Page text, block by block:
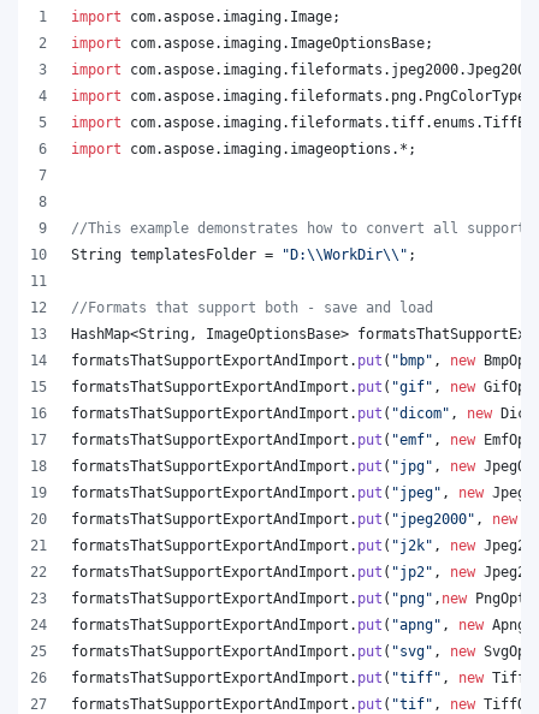
import com.aspose. imaging. Image;
import
com.aspose. imaging. ImageOptionsBase;
import
com.aspose. imaging. fileformats . jpeg2000.
import
com.aspose. imaging. fileformats . png. PngColorType
import
com.aspose. imaging. fileformats .tiff.enums .
import
com.aspose. imaging. imageoptions .*;
//This example demonstrates how to convert all
String templatesFolder = "D:\\WorkDir\\ " ;
//Formats that support both - save and load
HashMap<String , ImageOptionsBase>
formatsThatSupportExportAndImport . put ( "bmp" , new
formatsThatSupportExportAndImport . put ( "gif" , new
formatsThatSupportExportAndImport . put ( "dicom" , new
formatsThatSupportExportAndImport . put ( "emf" , new
formatsThatSupportExportAndImport . put ( "jpg" , new
formatsThatSupportExportAndImport . put ( "jpeg" , new
formatsThatSupportExportAndImport . put ( "jpeg2000" , new
formatsThatSupportExportAndImport . put ( "j2k" , new
formatsThatSupportExportAndImport . put ( "jp2" , new
formatsThatSupportExportAndImport . put ( "png" , new
formatsThatSupportExportAndImport . put ( "apng" , new
formatsThatSupportExportAndImport . put ( "svg" , new
formatsThatSupportExportAndImport . put ( "tiff" , new
formatsThatSupportExportAndImport . put ( "tif" , new